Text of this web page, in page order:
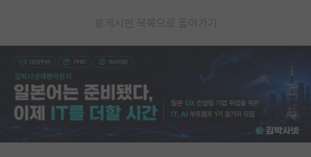
게시판 목록으로 돌아가기